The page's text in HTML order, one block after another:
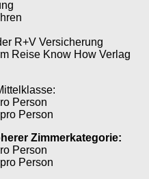
R+V Versicherung
Reise Know How Verlag
Person
Person
Zimmerkategorie:
Person
Person